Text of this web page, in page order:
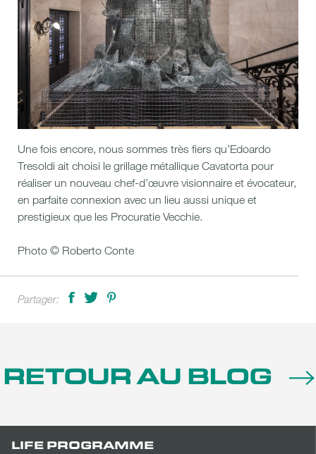
Une fois encore, nous sommes très fiers qu’Edoardo
Tresoldi ait choisi le grillage métallique Cavatorta pour
réaliser un nouveau chef-d’œuvre visionnaire et évocateur,
en parfaite connexion avec un lieu aussi unique et
prestigieux que les Procuratie Vecchie.
Photo © Roberto Conte
Partager:
Click
(Opens
Click
(Opens
Click
(Opens
RETOUR AU BLOG
LIFE PROGRAMME